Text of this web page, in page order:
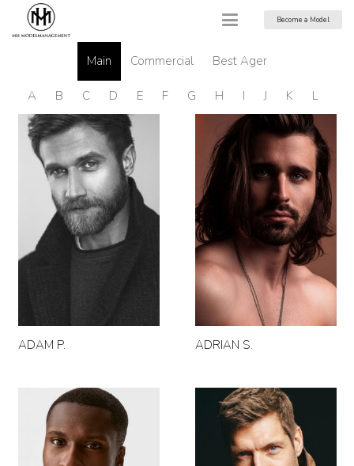
Become a Model
Main Commercial Best Ager
A B C D E F G H I J K L
ADAM P. ADRIAN S.